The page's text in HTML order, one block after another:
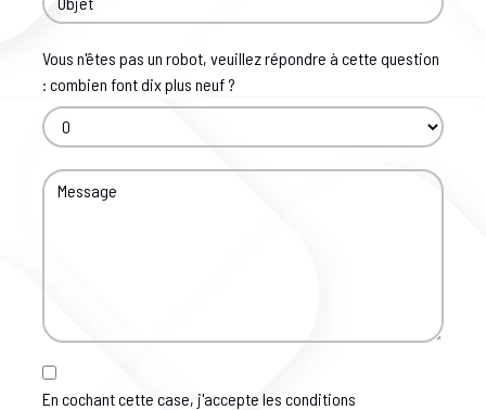
Vous n'êtes pas un robot, veuillez répondre à cette question
: combien font dix plus neuf ?
En cochant cette case, j'accepte les conditions